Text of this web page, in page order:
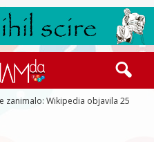
zanimalo: Wikipedia objavila 25